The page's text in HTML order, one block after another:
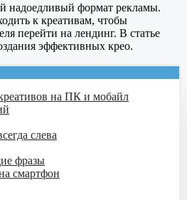
формат рекламы.
к креативам, чтобы
перейти на лендинг. В статье
эффективных крео.
на ПК и мобайл
слева
фразы
смартфон